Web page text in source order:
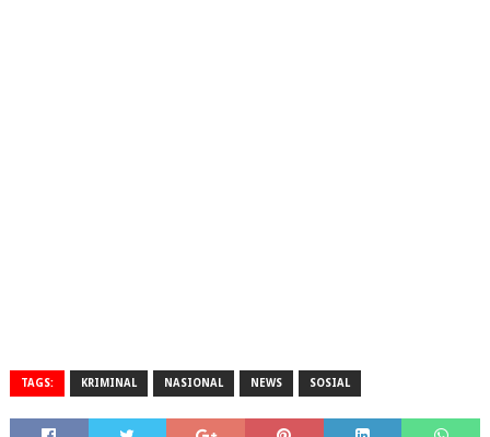
TAGS: KRIMINAL NASIONAL NEWS SOSIAL